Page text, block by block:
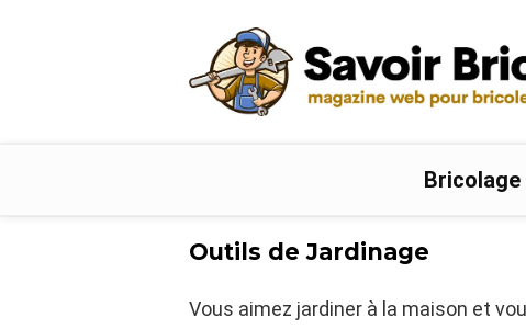
Bricolage
Outils de Jardinage
Vous aimez jardiner à la maison et